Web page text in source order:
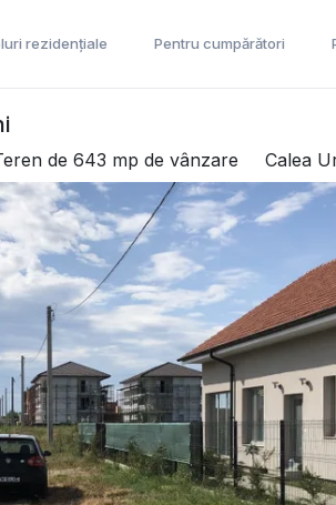
rezidențiale Pentru cumpărători
de 643 mp de vânzare Calea